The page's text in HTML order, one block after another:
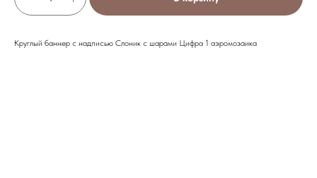
Круглый баннер с надписью Слоник с шарами Цифра 1 аэромозаика